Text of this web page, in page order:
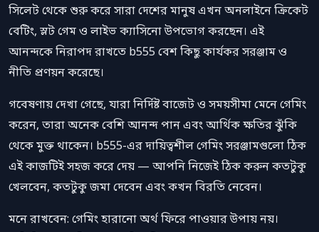
সিলেট থেকে শুরু করে সারা দেশের মানুষ এখন অনলাইনে ক্রিকেট
বেটিং, স্লট গেম ও লাইভ ক্যাসিনো উপভোগ করছেন। এই
আনন্দকে নিরাপদ রাখতে b555 বেশ কিছু কার্যকর সরঞ্জাম ও
নীতি প্রণয়ন করেছে।
গবেষণায় দেখা গেছে, যারা নির্দিষ্ট বাজেট ও সময়সীমা মেনে গেমিং
করেন, তারা অনেক বেশি আনন্দ পান এবং আর্থিক ক্ষতির ঝুঁকি
থেকে মুক্ত থাকেন। b555-এর দায়িত্বশীল গেমিং সরঞ্জামগুলো ঠিক
এই কাজটিই সহজ করে দেয় — আপনি নিজেই ঠিক করুন কতটুকু
খেলবেন, কতটুকু জমা দেবেন এবং কখন বিরতি নেবেন।
মনে রাখবেন: গেমিং হারানো অর্থ ফিরে পাওয়ার উপায় নয়।